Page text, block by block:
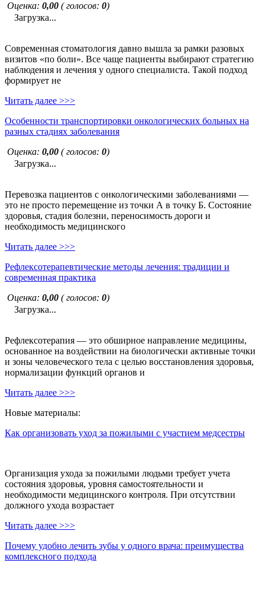
Оценка: 0,00 ( голосов: 0)
Загрузка...
Современная стоматология давно вышла за рамки разовых
визитов «по боли». Все чаще пациенты выбирают стратегию
наблюдения и лечения у одного специалиста. Такой подход
формирует не
Читать далее >>>
Особенности транспортировки онкологических больных на
разных стадиях заболевания
Оценка: 0,00 ( голосов: 0)
Загрузка...
Перевозка пациентов с онкологическими заболеваниями —
это не просто перемещение из точки А в точку Б. Состояние
здоровья, стадия болезни, переносимость дороги и
необходимость медицинского
Читать далее >>>
Рефлексотерапевтические методы лечения: традиции и
современная практика
Оценка: 0,00 ( голосов: 0)
Загрузка...
Рефлексотерапия — это обширное направление медицины,
основанное на воздействии на биологически активные точки
и зоны человеческого тела с целью восстановления здоровья,
нормализации функций органов и
Читать далее >>>
Новые материалы:
Как организовать уход за пожилыми с участием медсестры
Организация ухода за пожилыми людьми требует учета
состояния здоровья, уровня самостоятельности и
необходимости медицинского контроля. При отсутствии
должного ухода возрастает
Читать далее >>>
Почему удобно лечить зубы у одного врача: преимущества
комплексного подхода